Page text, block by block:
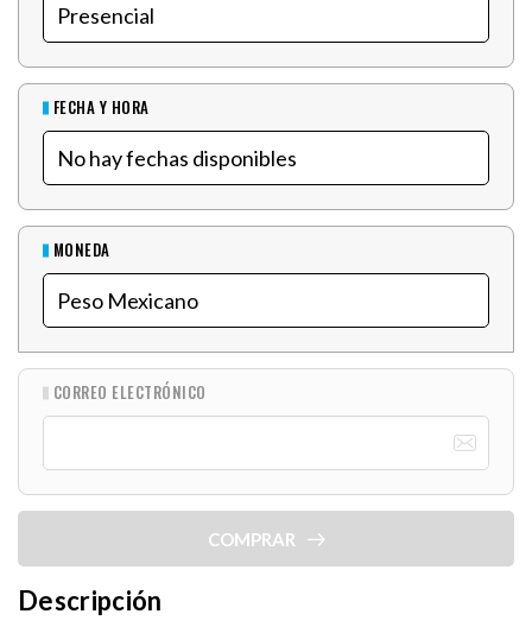
FECHA Y HORA
MONEDA
CORREO ELECTRÓNICO
COMPRAR
Descripción